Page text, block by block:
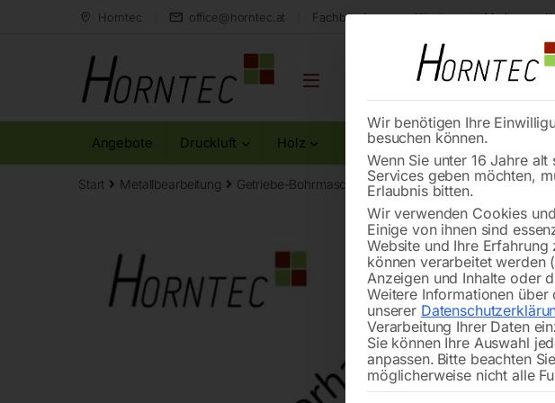
Horntec office@horntec.at Fachberatung aus Kärnten
Angebote Druckluft Holz Metall Reinigung
Start Metallbearbeitung Getriebe-Bohrmaschinen Gußring bei Pinole Nr. 21
🔍
Wir benötigen Ihre
besuchen können.
Wenn Sie unter 16 Jahre
Services geben möchten,
Erlaubnis bitten.
Wir verwenden Cookies
Einige von ihnen sind
Website und Ihre Erfahrung
können verarbeitet werden
Anzeigen und Inhalte oder
Weitere Informationen über
unserer
Verarbeitung Ihrer Daten
Sie können Ihre Auswahl
anpassen. Bitte beachten
möglicherweise nicht alle